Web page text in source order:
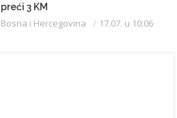
preći 3 KM
Bosna i Hercegovina 17.07. u 10:06